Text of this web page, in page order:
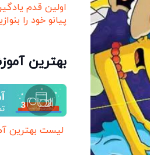
اولین قدم
پیانو خود را
بهترین
لیست بهترین